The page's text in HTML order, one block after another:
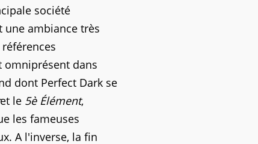
société
une ambiance très
omniprésent dans
dont Perfect Dark se
et le 5è Élément,
les fameuses
A l'inverse, la fin